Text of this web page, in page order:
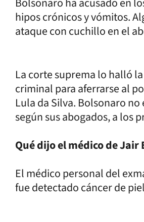
hipos crónicos y vómitos.
ataque con cuchillo en el
La corte suprema lo halló
criminal para aferrarse al
Lula da Silva. Bolsonaro
según sus abogados, a los
Qué dijo el médico de Jair
El médico personal del
fue detectado cáncer de